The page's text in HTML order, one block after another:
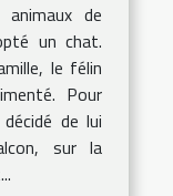
de
un chat.
le félin
Pour
de lui
sur la